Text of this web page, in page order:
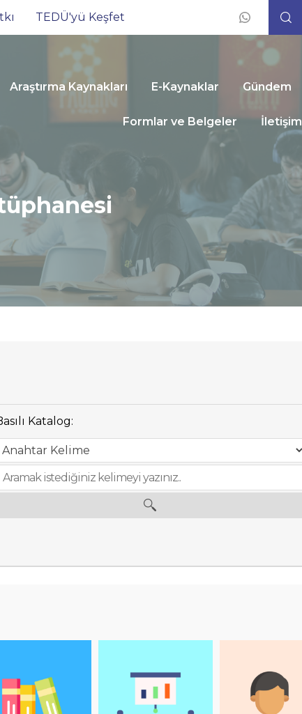
TEDÜ'yü Keşfet
Social
Icons
Araştırma Kaynakları E-Kaynaklar Gündem
Formlar ve Belgeler İletişim
Katalog: